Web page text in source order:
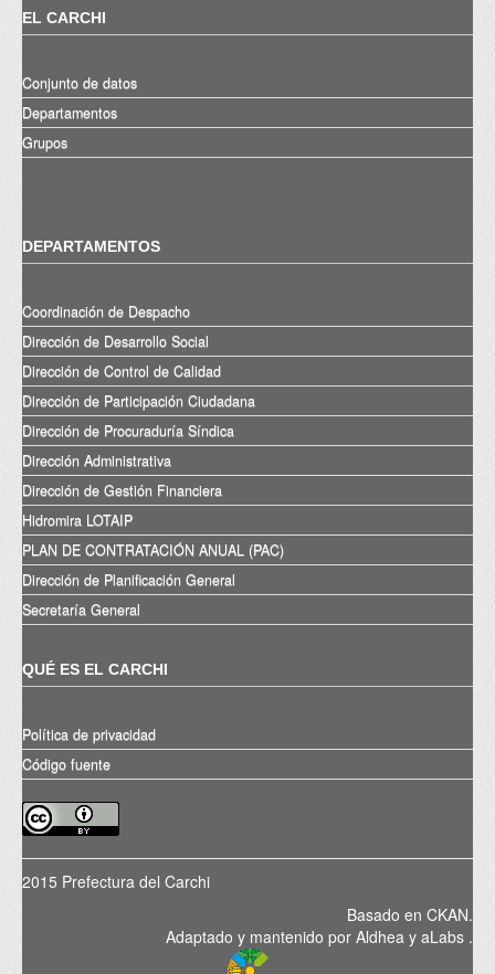
EL CARCHI
Conjunto de datos
Departamentos
Grupos
DEPARTAMENTOS
Coordinación de Despacho
Dirección de Desarrollo Social
Dirección de Control de Calidad
Dirección de Participación Ciudadana
Dirección de Procuraduría Síndica
Dirección Administrativa
Dirección de Gestión Financiera
Hidromira LOTAIP
PLAN DE CONTRATACIÓN ANUAL (PAC)
Dirección de Planificación General
Secretaría General
QUÉ ES EL CARCHI
Política de privacidad
Código fuente
2015 Prefectura del Carchi
Basado en CKAN.
Adaptado y mantenido por Aldhea y aLabs .